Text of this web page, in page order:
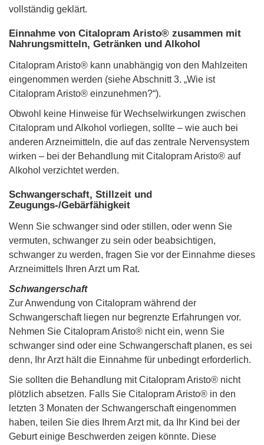
vollständig geklärt.
Einnahme von Citalopram Aristo® zusammen mit
Nahrungsmitteln, Getränken und Alkohol
Citalopram Aristo® kann unabhängig von den Mahlzeiten
eingenommen werden (siehe Abschnitt 3. „Wie ist
Citalopram Aristo® einzunehmen?“).
Obwohl keine Hinweise für Wechselwirkungen zwischen
Citalopram und Alkohol vorliegen, sollte – wie auch bei
anderen Arzneimitteln, die auf das zentrale Nervensystem
wirken – bei der Behandlung mit Citalopram Aristo® auf
Alkohol verzichtet werden.
Schwangerschaft, Stillzeit und
Zeugungs-/Gebärfähigkeit
Wenn Sie schwanger sind oder stillen, oder wenn Sie
vermuten, schwanger zu sein oder beabsichtigen,
schwanger zu werden, fragen Sie vor der Einnahme dieses
Arzneimittels Ihren Arzt um Rat.
Schwangerschaft
Zur Anwendung von Citalopram während der
Schwangerschaft liegen nur begrenzte Erfahrungen vor.
Nehmen Sie Citalopram Aristo® nicht ein, wenn Sie
schwanger sind oder eine Schwangerschaft planen, es sei
denn, Ihr Arzt hält die Einnahme für unbedingt erforderlich.
Sie sollten die Behandlung mit Citalopram Aristo® nicht
plötzlich absetzen. Falls Sie Citalopram Aristo® in den
letzten 3 Monaten der Schwangerschaft eingenommen
haben, teilen Sie dies Ihrem Arzt mit, da Ihr Kind bei der
Geburt einige Beschwerden zeigen könnte. Diese